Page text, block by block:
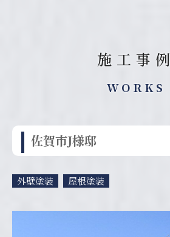
施工事例
WORKS
佐賀市J様邸
外壁塗装 屋根塗装